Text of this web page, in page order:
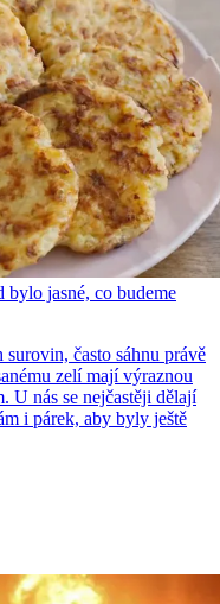
bylo jasné, co budeme
často sáhnu právě
zelí mají výraznou
U nás se nejčastěji dělají
i párek, aby byly ještě